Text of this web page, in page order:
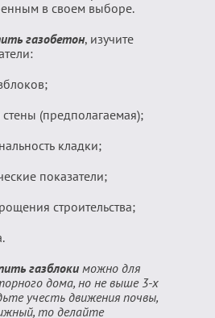
в своем выборе.
газобетон, изучите
(предполагаемая);
кладки;
показатели;
строительства;
газблоки можно для
дома, но не выше 3-х
учесть движения почвы,
то делайте